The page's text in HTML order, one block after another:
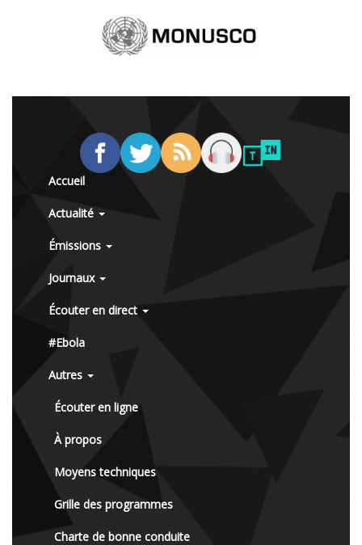
Accueil
Actualité
Émissions
Journaux
Écouter en direct
#Ebola
Autres
Écouter en ligne
À propos
Moyens techniques
Grille des programmes
Charte de bonne conduite